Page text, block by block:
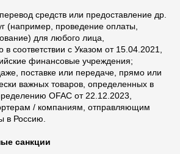
средств или предоставление др.
(например, проведение оплаты,
для любого лица,
в соответствии с Указом от 15.04.2021,
финансовые учреждения;
поставке или передаче, прямо или
важных товаров, определенных в
OFAC от 22.12.2023,
/ компаниям, отправляющим
в Россию.
санкции